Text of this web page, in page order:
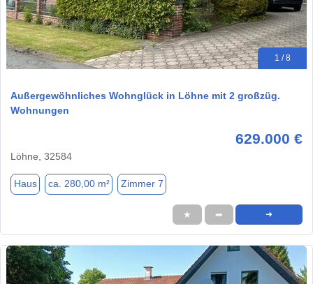
1 / 8
Außergewöhnliches Wohnglück in Löhne mit 2 großzüg.
Wohnungen
629.000 €
Löhne, 32584
Haus ca. 280,00 m² Zimmer 7
★ ➦ ➜